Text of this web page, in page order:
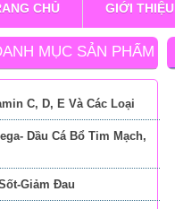
CHỦ GIỚI THIỆU
MỤC SẢN PHẨM
C, D, E Và Các Loại
Dầu Cá Bổ Tim Mạch,
Giảm Đau